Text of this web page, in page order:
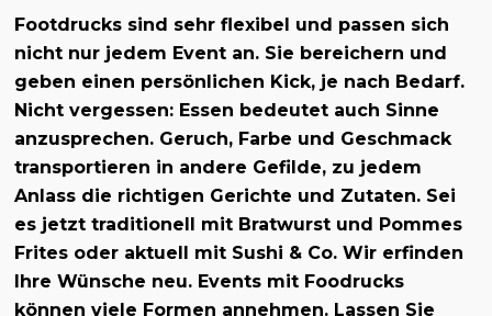
Footdrucks sind sehr flexibel und passen sich
nicht nur jedem Event an. Sie bereichern und
geben einen persönlichen Kick, je nach Bedarf.
Nicht vergessen: Essen bedeutet auch Sinne
anzusprechen. Geruch, Farbe und Geschmack
transportieren in andere Gefilde, zu jedem
Anlass die richtigen Gerichte und Zutaten. Sei
es jetzt traditionell mit Bratwurst und Pommes
Frites oder aktuell mit Sushi & Co. Wir erfinden
Ihre Wünsche neu. Events mit Foodrucks
können viele Formen annehmen. Lassen Sie